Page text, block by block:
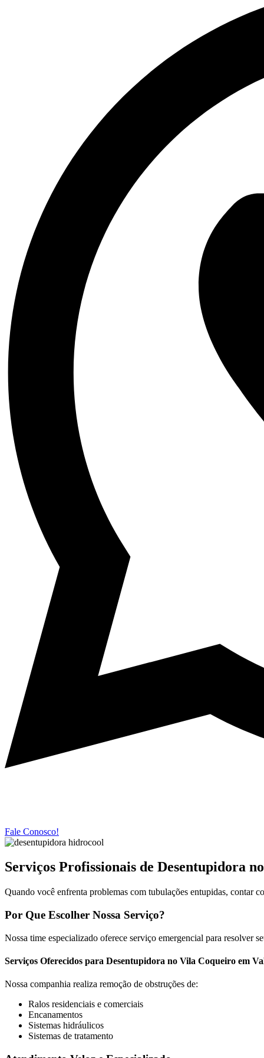
Fale Conosco!
Serviços Profissionais de Desentupidora
Quando você enfrenta problemas com tubulações entupidas, contar
Por Que Escolher Nossa Serviço?
Nossa time especializado oferece serviço emergencial para resolver
Serviços Oferecidos para Desentupidora no Vila Coqueiro em
Nossa companhia realiza remoção de obstruções de:
Ralos residenciais e comerciais
Encanamentos
Sistemas hidráulicos
Sistemas de tratamento